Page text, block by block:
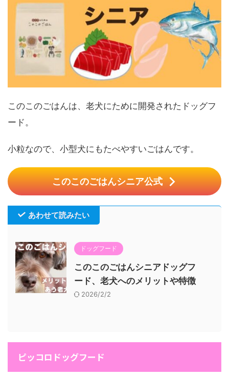
このこのごはんは、老犬にために開発されたドッグフ
ード。
小粒なので、小型犬にもたべやすいごはんです。
このこのごはんシニア公式
あわせて読みたい
ドッグフード
このこのごはんシニアドッグフ
ード、老犬へのメリットや特徴
2026/2/2
ピッコロドッグフード